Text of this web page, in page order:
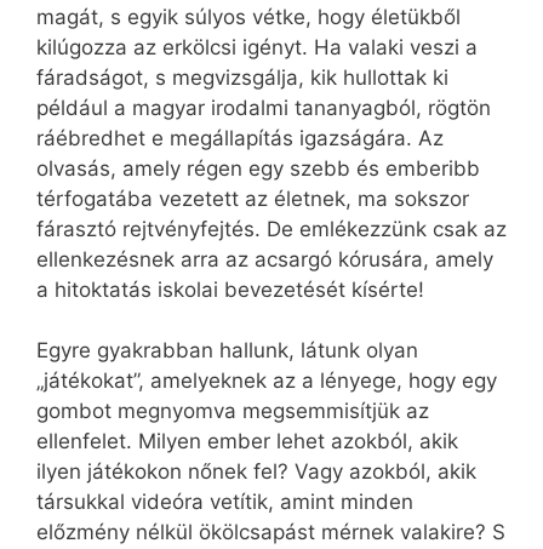
magát, s egyik súlyos vétke, hogy életükből
kilúgozza az erkölcsi igényt. Ha valaki veszi a
fáradságot, s megvizsgálja, kik hullottak ki
például a magyar irodalmi tananyagból, rögtön
ráébredhet e megállapítás igazságára. Az
olvasás, amely régen egy szebb és emberibb
térfogatába vezetett az életnek, ma sokszor
fárasztó rejtvényfejtés. De emlékezzünk csak az
ellenkezésnek arra az acsargó kórusára, amely
a hitoktatás iskolai bevezetését kísérte!
Egyre gyakrabban hallunk, látunk olyan
„játékokat”, amelyeknek az a lényege, hogy egy
gombot megnyomva megsemmisítjük az
ellenfelet. Milyen ember lehet azokból, akik
ilyen játékokon nőnek fel? Vagy azokból, akik
társukkal videóra vetítik, amint minden
előzmény nélkül ökölcsapást mérnek valakire? S